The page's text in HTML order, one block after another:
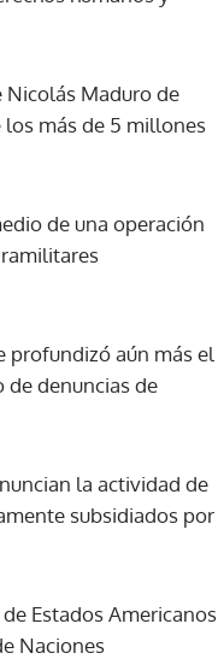
Nicolás Maduro de
más de 5 millones
de una operación
profundizó aún más el
de denuncias de
la actividad de
subsidiados por
Estados Americanos
Naciones